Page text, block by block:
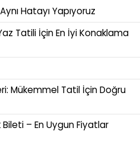
Hatayı Yapıyoruz
Tatili İçin En İyi Konaklama
Mükemmel Tatil İçin Doğru
– En Uygun Fiyatlar